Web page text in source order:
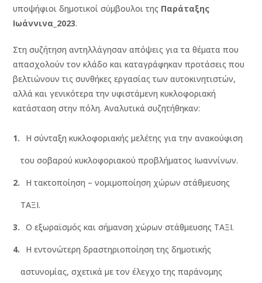
υποψήφιοι δημοτικοί σύμβουλοι της Παράταξης
Ιωάννινα_2023.
Στη συζήτηση αντηλλάγησαν απόψεις για τα θέματα που
απασχολούν τον κλάδο και καταγράφηκαν προτάσεις που
βελτιώνουν τις συνθήκες εργασίας των αυτοκινητιστών,
αλλά και γενικότερα την υφιστάμενη κυκλοφοριακή
κατάσταση στην πόλη. Αναλυτικά συζητήθηκαν:
Η σύνταξη κυκλοφοριακής μελέτης για την ανακούφιση
του σοβαρού κυκλοφοριακού προβλήματος Ιωαννίνων.
Η τακτοποίηση – νομιμοποίηση χώρων στάθμευσης
ΤΑΞΙ.
Ο εξωραϊσμός και σήμανση χώρων στάθμευσης ΤΑΞΙ.
Η εντονώτερη δραστηριοποίηση της δημοτικής
αστυνομίας, σχετικά με τον έλεγχο της παράνομης